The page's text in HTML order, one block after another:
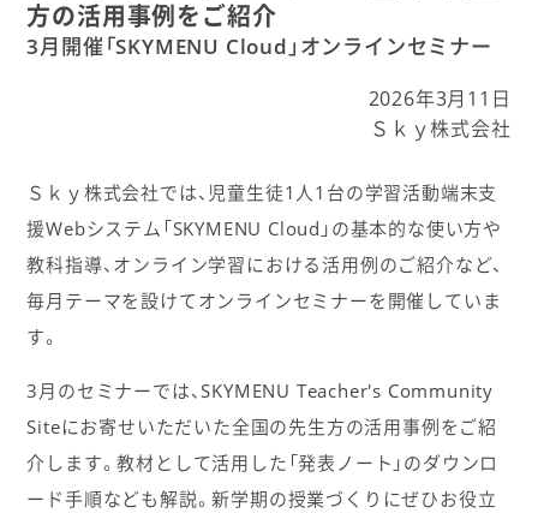
方の活用事例をご紹介
3月開催「SKYMENU Cloud」オンラインセミナー
2026年3月11日
Ｓｋｙ株式会社
Ｓｋｙ株式会社では、児童生徒1人1台の学習活動端末支
援Webシステム「SKYMENU Cloud」の基本的な使い方や
教科指導、オンライン学習における活用例のご紹介など、
毎月テーマを設けてオンラインセミナーを開催していま
す。
3月のセミナーでは、SKYMENU Teacher's Community
Siteにお寄せいただいた全国の先生方の活用事例をご紹
介します。教材として活用した「発表ノート」のダウンロ
ード手順なども解説。新学期の授業づくりにぜひお役立